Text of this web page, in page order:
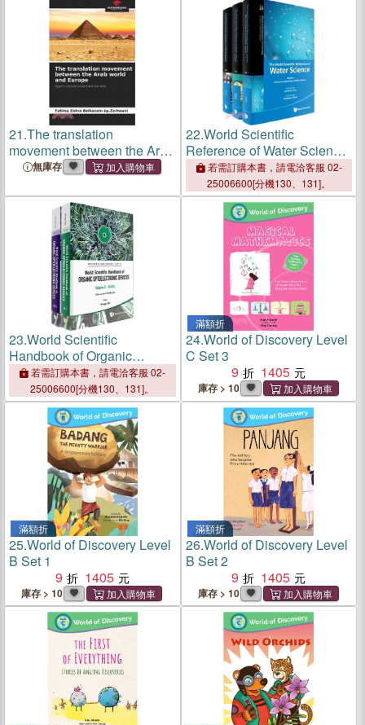
21.The translation
movement between the Arab
world and Europe
無庫存
22.World Scientific
Reference of Water Science,
the (in 3 Volumes)
若需訂購本書，請電洽客服 02-
25006600[分機130、131]。
23.World Scientific
Handbook of Organic
Optoelectronic Devices
(Volumes 3 & 4)
若需訂購本書，請電洽客服 02-
25006600[分機130、131]。
滿額折
24.World of Discovery Level
C Set 3
9
1405
庫存 > 10
滿額折
25.World of Discovery Level
B Set 1
9
1405
庫存 > 10
滿額折
26.World of Discovery Level
B Set 2
9
1405
庫存 > 10